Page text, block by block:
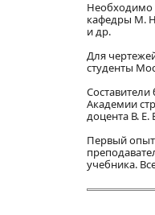
Необходимо
кафедры М.
и др.
Для
студенты
Академии
доцента В.
Первый опыт
учебника.